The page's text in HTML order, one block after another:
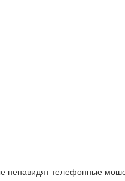
ненавидят телефонные